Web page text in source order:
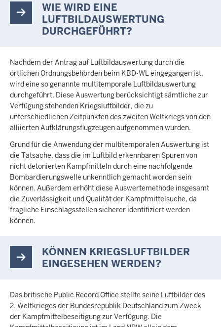
WIE WIRD EINE
LUFTBILDAUSWERTUNG
DURCHGEFÜHRT?
Nachdem der Antrag auf Luftbildauswertung durch die
örtlichen Ordnungsbehörden beim KBD-WL eingegangen ist,
wird eine so genannte multitemporale Luftbildauswertung
durchgeführt. Diese Auswertung berücksichtigt sämtliche zur
Verfügung stehenden Kriegsluftbilder, die zu
unterschiedlichen Zeitpunkten des zweiten Weltkriegs von den
alliierten Aufklärungsflugzeugen aufgenommen wurden.
Grund für die Anwendung der multitemporalen Auswertung ist
die Tatsache, dass die im Luftbild erkennbaren Spuren von
nicht detonierten Kampfmitteln durch eine nachfolgende
Bombardierungswelle unkenntlich gemacht worden sein
können. Außerdem erhöht diese Auswertemethode insgesamt
die Zuverlässigkeit und Qualität der Kampfmittelsuche, da
fragliche Einschlagsstellen sicherer identifiziert werden
können.
KÖNNEN KRIEGSLUFTBILDER
EINGESEHEN WERDEN?
Das britische Public Record Office stellte seine Luftbilder des
2. Weltkrieges der Bundesrepublik Deutschland zum Zweck
der Kampfmittelbeseitigung zur Verfügung. Die